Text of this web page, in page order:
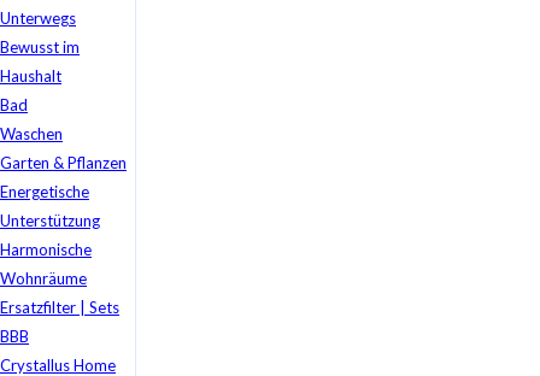
Unterwegs
Bewusst im
Haushalt
Bad
Waschen
Garten & Pflanzen
Energetische
Unterstützung
Harmonische
Wohnräume
Ersatzfilter | Sets
BBB
Crystallus Home